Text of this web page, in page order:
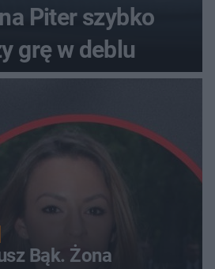
Piter szybko
grę w deblu
Bąk. Żona